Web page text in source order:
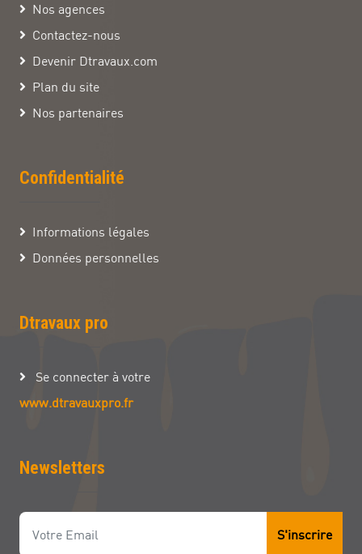
Nos agences
Contactez-nous
Devenir Dtravaux.com
Plan du site
Nos partenaires
Confidentialité
Informations légales
Données personnelles
Dtravaux pro
Se connecter à votre
www.dtravauxpro.fr
Newsletters
S'inscrire